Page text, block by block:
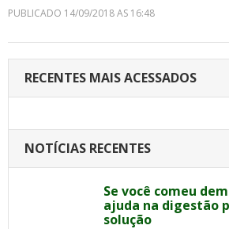
PUBLICADO 14/09/2018 AS 16:48
RECENTES MAIS ACESSADOS
NOTÍCIAS RECENTES
Se você comeu
ajuda na digestão
solução